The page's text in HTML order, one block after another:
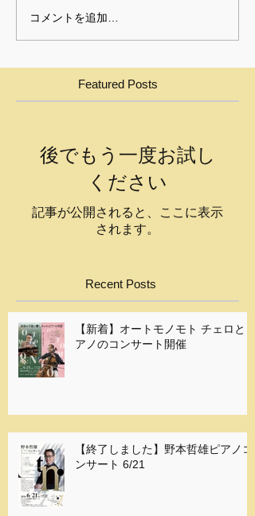
コメントを追加…
Featured Posts
後でもう一度お試し
ください
記事が公開されると、ここに表示
されます。
Recent Posts
【新着】オートモノモト チェロとピ
アノのコンサート開催
【終了しました】野本哲雄ピアノコ
ンサート 6/21